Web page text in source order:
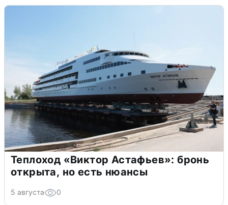
Теплоход «Виктор Астафьев»: бронь
открыта, но есть нюансы
5 августа 0